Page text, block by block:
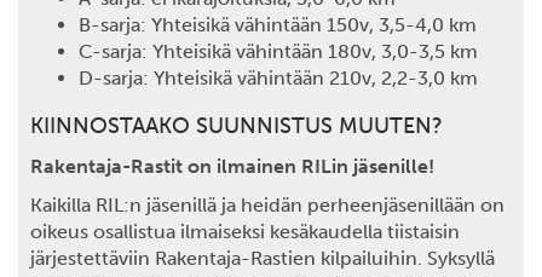
B-sarja: Yhteisikä vähintään 150v, 3,5-4,0 km
C-sarja: Yhteisikä vähintään 180v, 3,0-3,5 km
D-sarja: Yhteisikä vähintään 210v, 2,2-3,0 km
KIINNOSTAAKO SUUNNISTUS MUUTEN?
Rakentaja-Rastit on ilmainen RILin jäsenille!
Kaikilla RIL:n jäsenillä ja heidän perheenjäsenillään on
oikeus osallistua ilmaiseksi kesäkaudella tiistaisin
järjestettäviin Rakentaja-Rastien kilpailuihin. Syksyllä